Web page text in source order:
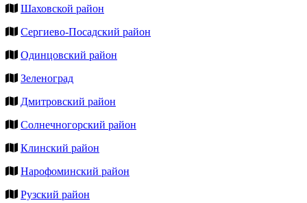
Шаховской район
Сергиево-Посадский район
Одинцовский район
Зеленоград
Дмитровский район
Солнечногорский район
Клинский район
Нарофоминский район
Рузский район